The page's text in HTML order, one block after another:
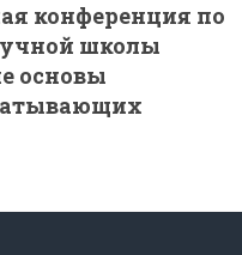
конференция по
школы
основы